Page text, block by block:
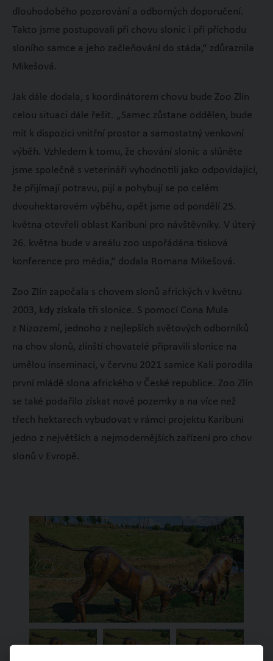
dlouhodobého pozorování a odborných doporučení.
Takto jsme postupovali při chovu slonic i při příchodu
sloního samce a jeho začleňování do stáda,“ zdůraznila
Mikešová.
Jak dále dodala, s koordinátorem chovu bude Zoo Zlín
celou situaci dále řešit. „Samec zůstane oddělen, bude
mít k dispozici vnitřní prostor a samostatný venkovní
výběh. Vzhledem k tomu, že chování slonic a slůněte
jsme společně s veterináři vyhodnotili jako odpovídající,
že přijímají potravu, pijí a pohybují se po celém
dvouhektarovém výběhu, opět jsme od pondělí 25.
května otevřeli oblast Karibuni pro návštěvníky. V úterý
26. května bude v areálu zoo uspořádána tisková
konference pro média,“ dodala Romana Mikešová.
Zoo Zlín započala s chovem slonů afrických v květnu
2003, kdy získala tři slonice. S pomocí Cona Mula
z Nizozemí, jednoho z nejlepších světových odborníků
na chov slonů, zlínští chovatelé připravili slonice na
umělou inseminaci, v červnu 2021 samice Kali porodila
první mládě slona afrického v České republice. Zoo Zlín
se také podařilo získat nové pozemky a na více než
třech hektarech vybudovat v rámci projektu Karibuni
jedno z největších a nejmodernějších zařízení pro chov
slonů v Evropě.